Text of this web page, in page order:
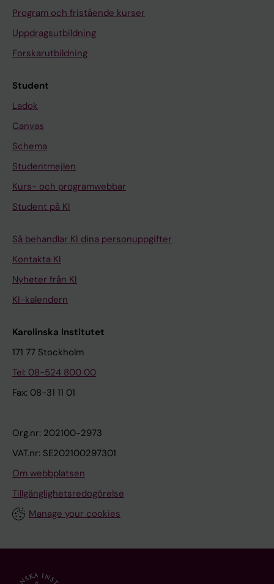
Program och fristående kurser
Uppdragsutbildning
Forskarutbildning
Student
Ladok
Canvas
Schema
Studentmejlen
Kurs- och programwebbar
Student på KI
Så behandlar KI dina personuppgifter
Kontakta KI
Nyheter från KI
KI-kalendern
Karolinska Institutet
171 77 Stockholm
Tel: 08-524 800 00
Fax: 08-31 11 01
Org.nr: 202100-2973
VAT.nr: SE202100297301
Om webbplatsen
Tillgänglighetsredogörelse
Manage your cookies